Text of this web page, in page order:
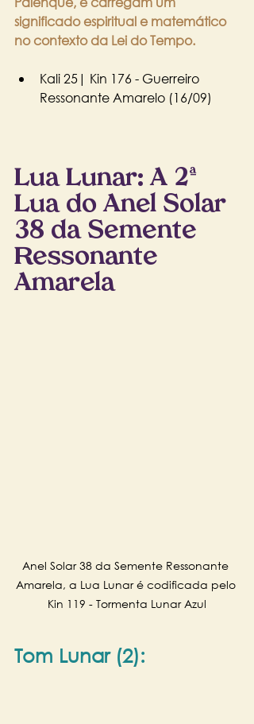
significado espiritual e matemático
no contexto da Lei do Tempo.
Kali 25| Kin 176 - Guerreiro
Ressonante Amarelo (16/09)
Lua Lunar: A 2ª
Lua do Anel Solar
38 da Semente
Ressonante
Amarela
Anel Solar 38 da Semente Ressonante
Amarela, a Lua Lunar é codificada pelo
Kin 119 - Tormenta Lunar Azul
Tom Lunar (2):